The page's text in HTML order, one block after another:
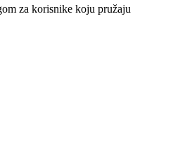
za korisnike koju pružaju